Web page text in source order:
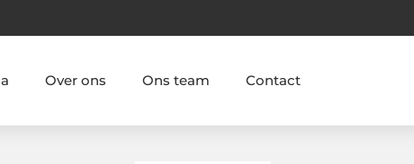
Over ons Ons team Contact